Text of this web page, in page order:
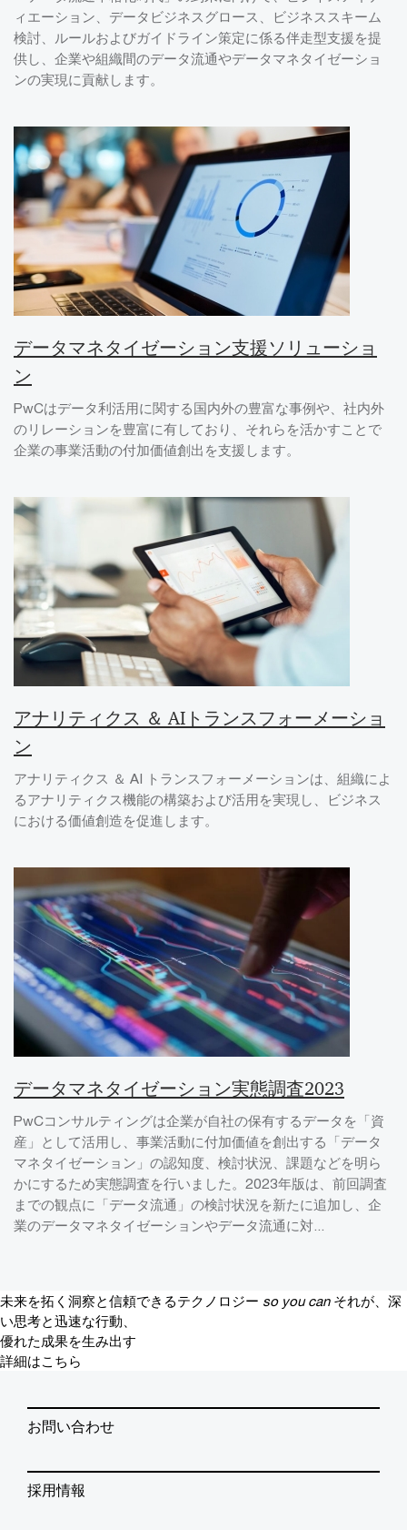
ィエーション、データビジネスグロース、ビジネススキーム
検討、ルールおよびガイドライン策定に係る伴走型支援を提
供し、企業や組織間のデータ流通やデータマネタイゼーショ
ンの実現に貢献します。
データマネタイゼーション支援ソリューショ
ン
PwCはデータ利活用に関する国内外の豊富な事例や、社内外
のリレーションを豊富に有しており、それらを活かすことで
企業の事業活動の付加価値創出を支援します。
アナリティクス ＆ AIトランスフォーメーショ
ン
アナリティクス ＆ AI トランスフォーメーションは、組織によ
るアナリティクス機能の構築および活用を実現し、ビジネス
における価値創造を促進します。
データマネタイゼーション実態調査2023
PwCコンサルティングは企業が自社の保有するデータを「資
産」として活用し、事業活動に付加価値を創出する「データ
マネタイゼーション」の認知度、検討状況、課題などを明ら
かにするため実態調査を行いました。2023年版は、前回調査
までの観点に「データ流通」の検討状況を新たに追加し、企
業のデータマネタイゼーションやデータ流通に対...
未来を拓く洞察と信頼できるテクノロジー so you can それが、深
い思考と迅速な行動、
優れた成果を生み出す
詳細はこちら
お問い合わせ
採用情報